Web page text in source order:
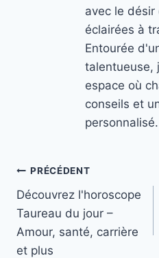
avec le
éclairées à
Entourée
talentueuse,
espace où
conseils et
personnalisé.
Navigation
de
l’article
PRÉCÉDENT
Découvrez l'horoscope
Taureau du jour –
Amour, santé, carrière
et plus